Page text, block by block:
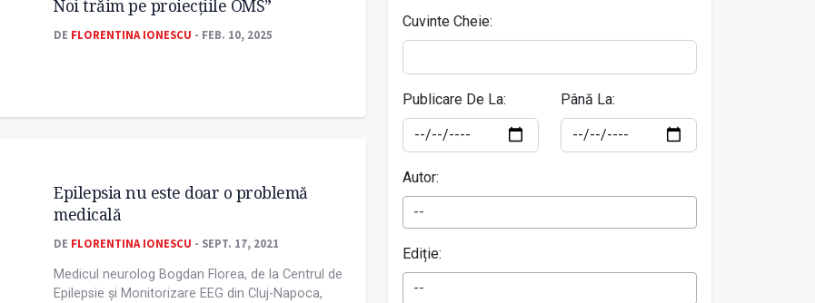
Noi trăim pe proiecțiile OMS”
DE FLORENTINA IONESCU - FEB. 10, 2025
Epilepsia nu este doar o problemă
medicală
DE FLORENTINA IONESCU - SEPT. 17, 2021
Medicul neurolog Bogdan Florea, de la Centrul de
Epilepsie și Monitorizare EEG din Cluj-Napoca,
Cuvinte Cheie:
Publicare De La: Până La:
Autor:
--
Ediție:
--